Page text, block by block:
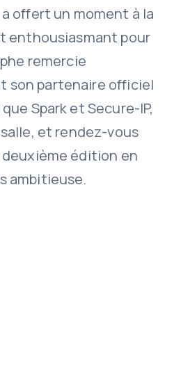
offert un moment à la
enthousiasmant pour
remercie
son partenaire officiel
Spark et Secure-IP,
et rendez-vous
édition en
ambitieuse.